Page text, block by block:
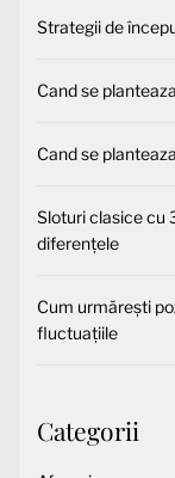
Strategii de
Cand se
Cand se
Sloturi clasice cu
diferențele
Cum urmărești
fluctuațiile
Categorii